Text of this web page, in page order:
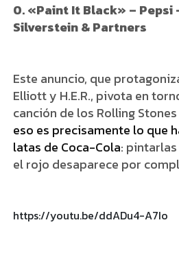
0. «Paint It Black» – Pepsi
Silverstein & Partners
Este anuncio, que
Elliott y H.E.R., pivota en
canción de los Rolling
eso es precisamente lo que
latas de Coca-Cola:
el rojo desaparece por
https://youtu.be/ddADu4-A7Io